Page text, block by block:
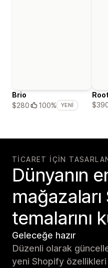
Brio
$280
100% YENI
TICARET IÇIN
Dünyanın
temalarını
Geleceğe hazır
Düzenli olarak
yeni Shopify özellikleri